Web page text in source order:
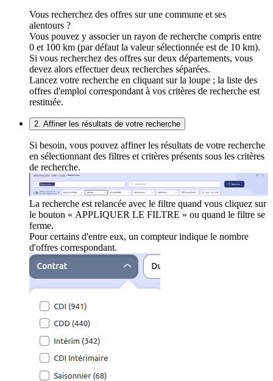
Vous recherchez des offres sur une commune et ses
alentours ?
Vous pouvez y associer un rayon de recherche compris entre
0 et 100 km (par défaut la valeur sélectionnée est de 10 km).
Si vous recherchez des offres sur deux départements, vous
devez alors effectuer deux recherches séparées.
Lancez votre recherche en cliquant sur la loupe ; la liste des
offres d'emploi correspondant à vos critères de recherche est
restituée.
2. Affiner les résultats de votre recherche
Si besoin, vous pouvez affiner les résultats de votre recherche
en sélectionnant des filtres et critères présents sous les critères
de recherche.
La recherche est relancée avec le filtre quand vous cliquez sur
le bouton « APPLIQUER LE FILTRE » ou quand le filtre se
ferme.
Pour certains d'entre eux, un compteur indique le nombre
d'offres correspondant.